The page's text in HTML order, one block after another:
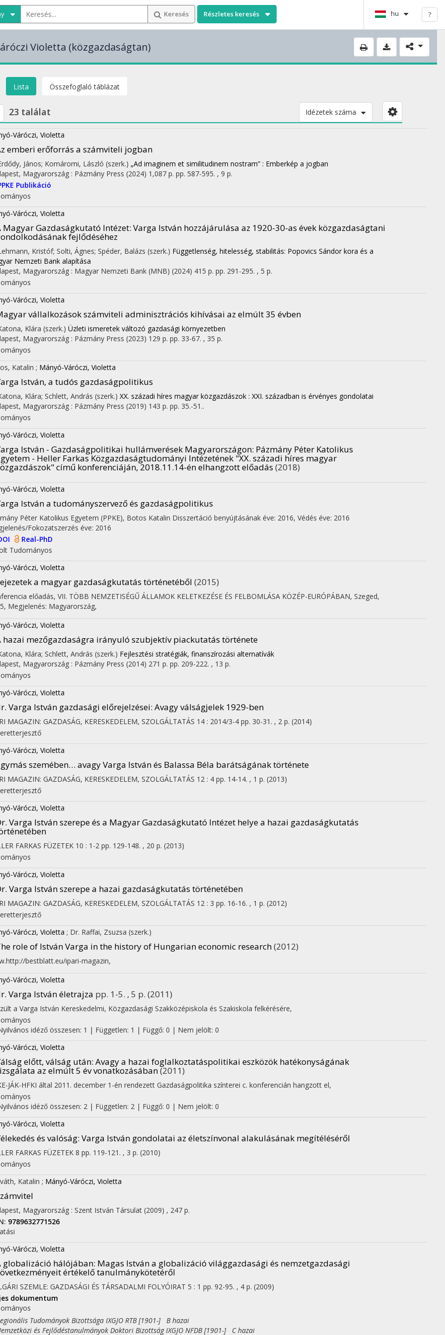
Keresés Részletes keresés hu ?
Violetta (közgazdaságtan)
Lista Összefoglaló táblázat
23 találat Idézetek száma
Váróczi, Violetta
emberi erőforrás a számviteli jogban
János; Komáromi, László (szerk.) „Ad imaginem et similitudinem nostram” : Emberkép a jogban
Magyarország : Pázmány Press (2024) 1,087 p. pp. 587-595. , 9 p.
Publikáció
Váróczi, Violetta
Magyar Gazdaságkutató Intézet: Varga István hozzájárulása az 1920-30-as évek közgazdaságtani
fejlődéséhez
Kristóf; Solti, Ágnes; Spéder, Balázs (szerk.) Függetlenség, hitelesség, stabilitás: Popovics Sándor kora és a
Nemzeti Bank alapítása
Magyarország : Magyar Nemzeti Bank (MNB) (2024) 415 p. pp. 291-295. , 5 p.
Váróczi, Violetta
vállalkozások számviteli adminisztrációs kihívásai az elmúlt 35 évben
Klára (szerk.) Üzleti ismeretek változó gazdasági környezetben
Magyarország : Pázmány Press (2023) 129 p. pp. 33-67. , 35 p.
Katalin ; Mányó-Váróczi, Violetta
István, a tudós gazdaságpolitikus
Klára; Schlett, András (szerk.) XX. századi híres magyar közgazdászok : XXI. században is érvényes gondolatai
Magyarország : Pázmány Press (2019) 143 p. pp. 35.-51..
Váróczi, Violetta
István - Gazdaságpolitikai hullámverések Magyarországon: Pázmány Péter Katolikus
- Heller Farkas Közgazdaságtudományi Intézetének "XX. századi híres magyar
című konferenciáján, 2018.11.14-én elhangzott előadás (2018)
Váróczi, Violetta
István a tudományszervező és gazdaságpolitikus
Péter Katolikus Egyetem (PPKE), Botos Katalin Disszertáció benyújtásának éve: 2016, Védés éve: 2016
Fokozatszerzés éve: 2016
Real-PhD
Tudományos
Váróczi, Violetta
a magyar gazdaságkutatás történetéből (2015)
előadás, VII. TÖBB NEMZETISÉGŰ ÁLLAMOK KELETKEZÉSE ÉS FELBOMLÁSA KÖZÉP-EURÓPÁBAN, Szeged,
, Megjelenés: Magyarország,
Váróczi, Violetta
hazai mezőgazdaságra irányuló szubjektív piackutatás története
Klára; Schlett, András (szerk.) Fejlesztési stratégiák, finanszírozási alternatívák
Magyarország : Pázmány Press (2014) 271 p. pp. 209-222. , 13 p.
Váróczi, Violetta
Varga István gazdasági előrejelzései: Avagy válságjelek 1929-ben
MAGAZIN: GAZDASÁG, KERESKEDELEM, SZOLGÁLTATÁS 14 : 2014/3-4 pp. 30-31. , 2 p. (2014)
Váróczi, Violetta
szemében… avagy Varga István és Balassa Béla barátságának története
MAGAZIN: GAZDASÁG, KERESKEDELEM, SZOLGÁLTATÁS 12 : 4 pp. 14-14. , 1 p. (2013)
Váróczi, Violetta
Varga István szerepe és a Magyar Gazdaságkutató Intézet helye a hazai gazdaságkutatás
FARKAS FÜZETEK 10 : 1-2 pp. 129-148. , 20 p. (2013)
Váróczi, Violetta
Varga István szerepe a hazai gazdaságkutatás történetében
MAGAZIN: GAZDASÁG, KERESKEDELEM, SZOLGÁLTATÁS 12 : 3 pp. 16-16. , 1 p. (2012)
Váróczi, Violetta ; Dr. Raffai, Zsuzsa (szerk.)
role of István Varga in the history of Hungarian economic research(2012)
bestblatt.eu/ipari-magazin,
Váróczi, Violetta
Varga István életrajza pp. 1-5. , 5 p. (2011)
a Varga István Kereskedelmi, Közgazdasági Szakközépiskola és Szakiskola felkérésére,
idéző összesen: 1 | Független: 1 | Függő: 0 | Nem jelölt: 0
Váróczi, Violetta
előtt, válság után: Avagy a hazai foglalkoztatáspolitikai eszközök hatékonyságának
az elmúlt 5 év vonatkozásában(2011)
JÁK-HFKI által 2011. december 1-én rendezett Gazdaságpolitika színterei c. konferencián hangzott el,
idéző összesen: 2 | Független: 2 | Függő: 0 | Nem jelölt: 0
Váróczi, Violetta
és valóság: Varga István gondolatai az életszínvonal alakulásának megítéléséről
FARKAS FÜZETEK 8 pp. 119-121. , 3 p. (2010)
Katalin ; Mányó-Váróczi, Violetta
Magyarország : Szent István Társulat (2009) , 247 p.
9789632771526
Váróczi, Violetta
globalizáció hálójában: Magas István a globalizáció világgazdasági és nemzetgazdasági
értékelő tanulmánykötetéről
SZEMLE: GAZDASÁGI ÉS TÁRSADALMI FOLYÓIRAT 5 : 1 pp. 92-95. , 4 p. (2009)
dokumentum
Tudományok Bizottsága IXGJO RTB [1901-] B hazai
és Fejlődéstanulmányok Doktori Bizottság IXGJO NFDB [1901-] C hazai